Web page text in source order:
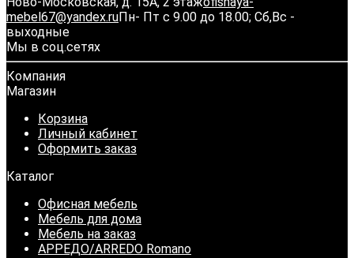
mebel67@yandex.ruПн- Пт с 9.00 до 18.00; Сб,Вс -
выходные
Мы в соц.сетях
Компания
Магазин
Корзина
Личный кабинет
Оформить заказ
Каталог
Офисная мебель
Мебель для дома
Мебель на заказ
АРРЕДО/ARREDO Romano